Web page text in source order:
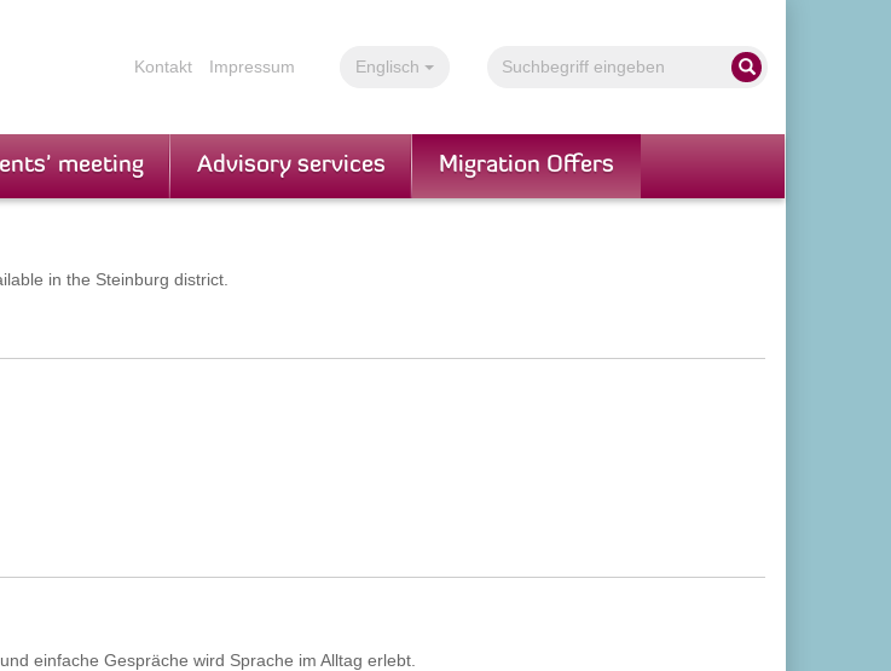
Volltextsuche Suche starten
Englisch
Kontakt Impressum
meeting Advisory services Migration Offers
in the Steinburg district.
einfache Gespräche wird Sprache im Alltag erlebt.